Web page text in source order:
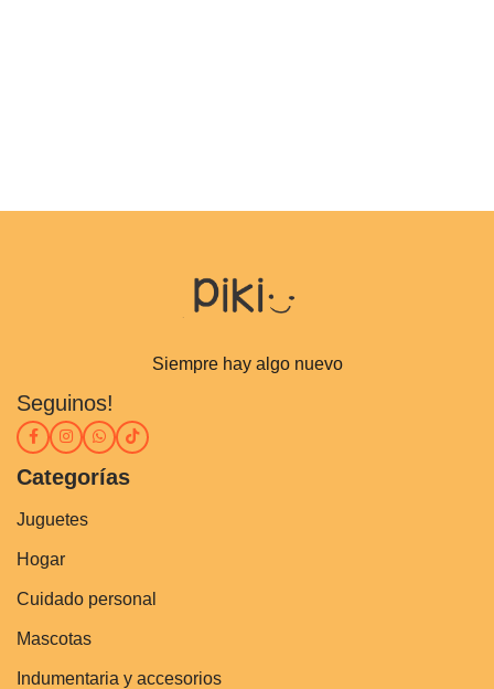
Siempre hay algo nuevo
Seguinos!
Categorías
Juguetes
Hogar
Cuidado personal
Mascotas
Indumentaria y accesorios